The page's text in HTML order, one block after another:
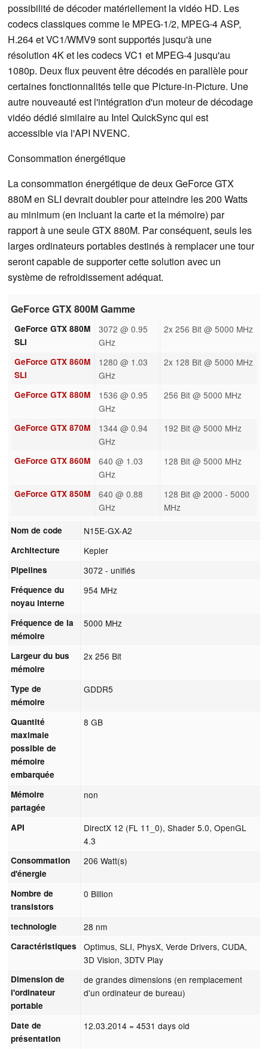
possibilité de décoder matériellement la vidéo HD. Les
codecs classiques comme le MPEG-1/2, MPEG-4 ASP,
H.264 et VC1/WMV9 sont supportés jusqu'à une
résolution 4K et les codecs VC1 et MPEG-4 jusqu'au
1080p. Deux flux peuvent être décodés en parallèle pour
certaines fonctionnalités telle que Picture-in-Picture. Une
autre nouveauté est l'intégration d'un moteur de décodage
vidéo dédié similaire au Intel QuickSync qui est
accessible via l'API NVENC.
Consommation énergétique
La consommation énergétique de deux GeForce GTX
880M en SLI devrait doubler pour atteindre les 200 Watts
au minimum (en incluant la carte et la mémoire) par
rapport à une seule GTX 880M. Par conséquent, seuls les
larges ordinateurs portables destinés à remplacer une tour
seront capable de supporter cette solution avec un
système de refroidissement adéquat.
GeForce GTX 800M Gamme
GeForce GTX 880M
SLI
3072 @ 0.95
GHz
2x 256 Bit @ 5000 MHz
GeForce GTX 860M
SLI
1280 @ 1.03
GHz
2x 128 Bit @ 5000 MHz
GeForce GTX 880M
1536 @ 0.95
GHz
256 Bit @ 5000 MHz
GeForce GTX 870M
1344 @ 0.94
GHz
192 Bit @ 5000 MHz
GeForce GTX 860M
640 @ 1.03
GHz
128 Bit @ 5000 MHz
GeForce GTX 850M
640 @ 0.88
GHz
128 Bit @ 2000 - 5000
MHz
Nom de code N15E-GX-A2
Architecture Kepler
Pipelines 3072 - unifiés
Fréquence du
noyau interne
954 MHz
Fréquence de la
mémoire
5000 MHz
Largeur du bus
mémoire
2x 256 Bit
Type de
mémoire
GDDR5
Quantité
maximale
possible de
mémoire
embarquée
8 GB
Mémoire
partagée
non
API
DirectX 12 (FL 11_0), Shader 5.0, OpenGL
4.3
Consommation
d'énergie
206 Watt(s)
Nombre de
transistors
0 Billion
technologie 28 nm
Caractéristiques
Optimus, SLI, PhysX, Verde Drivers, CUDA,
3D Vision, 3DTV Play
Dimension de
l'ordinateur
portable
de grandes dimensions (en remplacement
d'un ordinateur de bureau)
Date de
présentation
12.03.2014 = 4531 days old